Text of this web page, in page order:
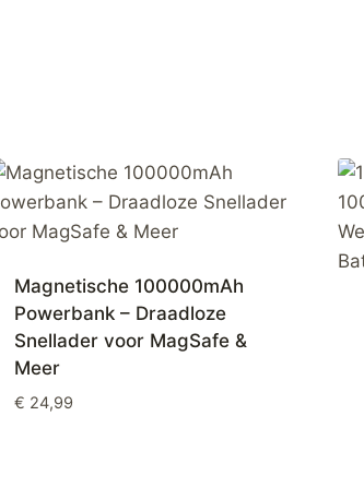
Magnetische 100000mAh
Powerbank – Draadloze
Snellader voor MagSafe &
Meer
€ 24,99